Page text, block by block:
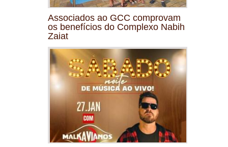
Associados ao GCC comprovam
os benefícios do Complexo Nabih
Zaiat